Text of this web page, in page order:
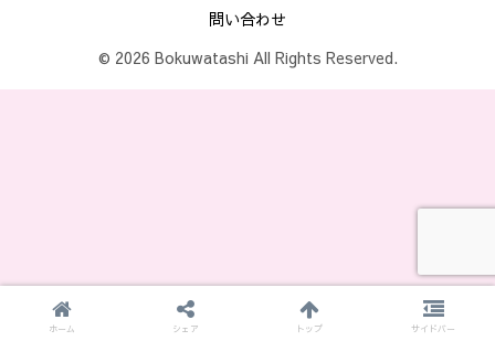
問い合わせ
© 2026 Bokuwatashi All Rights Reserved.
ホーム シェア トップ サイドバー